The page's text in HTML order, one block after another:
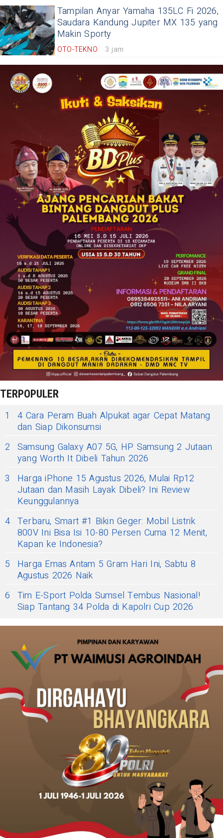
Tampilan Anyar Yamaha 135LC Fi 2026,
Saudara Kandung Jupiter MX 135 yang
Makin Sporty
OTO-TEKNO 3 jam
TERPOPULER
1
4 Cara Peram Buah Alpukat agar Cepat Matang
dan Siap Dikonsumsi
2 Samsung Galaxy A07 5G, HP Samsung 2 Jutaan
yang Worth It Dibeli Tahun 2026
3
Harga iPhone 15 Agustus 2026, Mulai Rp12
Jutaan dan Masih Layak Dibeli? Ini Review
Keunggulannya
4 Terbaru, Smart #1 Bikin Geger: Mobil Listrik
800V Ini Bisa Isi 10-80 Persen Cuma 12 Menit,
Kapan ke Indonesia?
5
Harga Emas Antam 5 Gram Hari Ini, Sabtu 8
Agustus 2026 Naik
6 Tim E-Sport Polda Sumsel Tembus Nasional!
Siap Tantang 34 Polda di Kapolri Cup 2026